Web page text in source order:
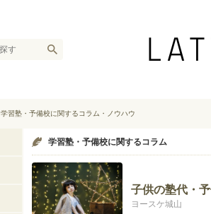
学習塾・予備校に関するコラム・ノウハウ
学習塾・予備校に関するコラム
子供の塾代・
ヨースケ城山